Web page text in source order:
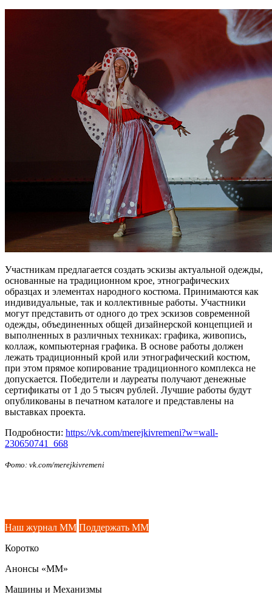
Участникам предлагается создать эскизы актуальной одежды,
основанные на традиционном крое, этнографических
образцах и элементах народного костюма. Принимаются как
индивидуальные, так и коллективные работы. Участники
могут представить от одного до трех эскизов современной
одежды, объединенных общей дизайнерской концепцией и
выполненных в различных техниках: графика, живопись,
коллаж, компьютерная графика. В основе работы должен
лежать традиционный крой или этнографический костюм,
при этом прямое копирование традиционного комплекса не
допускается. Победители и лауреаты получают денежные
сертификаты от 1 до 5 тысяч рублей. Лучшие работы будут
опубликованы в печатном каталоге и представлены на
выставках проекта.
Подробности: https://vk.com/merejkivremeni?w=wall-
230650741_668
Фото: vk.com/merejkivremeni
Наш журнал ММ Поддержать ММ
Коротко
Анонсы «ММ»
Машины и Механизмы